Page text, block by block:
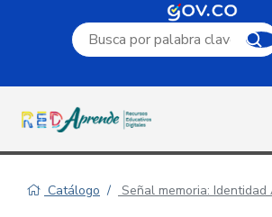
Campo de búsqueda por
Catálogo Señal memoria: